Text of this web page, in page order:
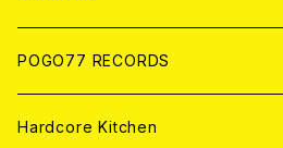
POGO77 RECORDS
Hardcore Kitchen